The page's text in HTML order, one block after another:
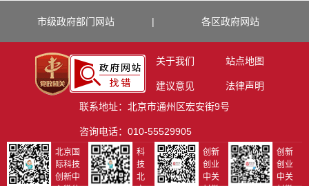
市级政府部门网站 | 各区政府网站
关于我们 站点地图
建议意见
法律声明
联系地址：北京市通州区宏安街9号
咨询电话：010-55529905
北京国
际科技
创新中
科
技
北
创新
创业
中关
创新
创业
中关